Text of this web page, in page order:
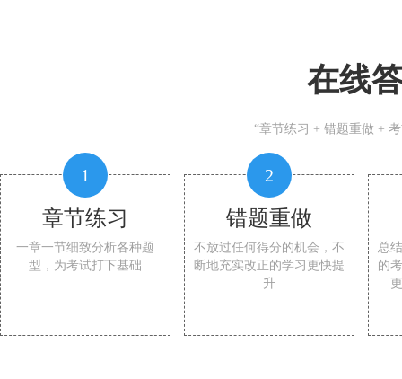
在线
“章节练习 + 错题重做 +
1
章节练习
一章一节细致分析各种题
型，为考试打下基础
2
错题重做
不放过任何得分的机会，不
断地充实改正的学习更快提
升
总
的